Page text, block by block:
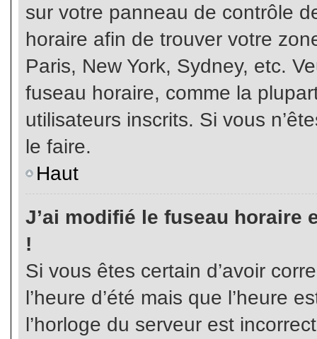
sur votre panneau de contrôle
horaire afin de trouver votre
Paris, New York, Sydney, etc.
fuseau horaire, comme la
utilisateurs inscrits. Si vous
le faire.
Haut
J’ai modifié le fuseau horaire
!
Si vous êtes certain d’avoir
l’heure d’été mais que l’heure
l’horloge du serveur est